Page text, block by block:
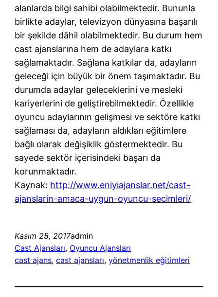
alanlarda bilgi sahibi olabilmektedir. Bununla
birlikte adaylar, televizyon dünyasına başarılı
bir şekilde dâhil olabilmektedir. Bu durum hem
cast ajanslarına hem de adaylara katkı
sağlamaktadır. Sağlana katkılar da, adayların
geleceği için büyük bir önem taşımaktadır. Bu
durumda adaylar geleceklerini ve mesleki
kariyerlerini de geliştirebilmektedir. Özellikle
oyuncu adaylarının gelişmesi ve sektöre katkı
sağlaması da, adayların aldıkları eğitimlere
bağlı olarak değişiklik göstermektedir. Bu
sayede sektör içerisindeki başarı da
korunmaktadır.
Kaynak: http://www.eniyiajanslar.net/cast-
ajanslarin-amaca-uygun-oyuncu-secimleri/
Kasım 25, 2017admin
Cast Ajansları, Oyuncu Ajansları
cast ajans, cast ajansları, yönetmenlik eğitimleri